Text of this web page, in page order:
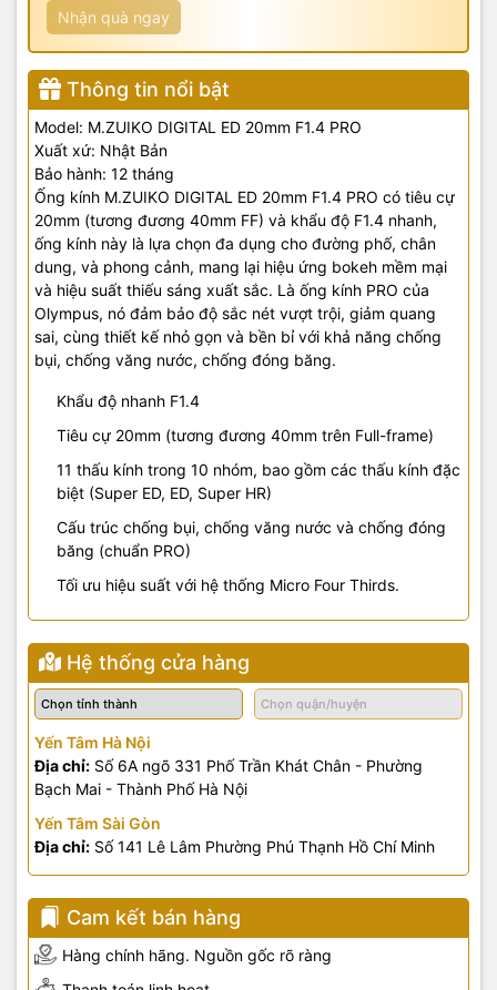
Nhận quà ngay
Thông tin nổi bật
Model: M.ZUIKO DIGITAL ED 20mm F1.4 PRO
Xuất xứ: Nhật Bản
Bảo hành: 12 tháng
Ống kính M.ZUIKO DIGITAL ED 20mm F1.4 PRO có tiêu cự
20mm (tương đương 40mm FF) và khẩu độ F1.4 nhanh,
ống kính này là lựa chọn đa dụng cho đường phố, chân
dung, và phong cảnh, mang lại hiệu ứng bokeh mềm mại
và hiệu suất thiếu sáng xuất sắc. Là ống kính PRO của
Olympus, nó đảm bảo độ sắc nét vượt trội, giảm quang
sai, cùng thiết kế nhỏ gọn và bền bỉ với khả năng chống
bụi, chống văng nước, chống đóng băng.
Khẩu độ nhanh F1.4
Tiêu cự 20mm (tương đương 40mm trên Full-frame)
11 thấu kính trong 10 nhóm, bao gồm các thấu kính đặc
biệt (Super ED, ED, Super HR)
Cấu trúc chống bụi, chống văng nước và chống đóng
băng (chuẩn PRO)
Tối ưu hiệu suất với hệ thống Micro Four Thirds.
Hệ thống cửa hàng
Yến Tâm Hà Nội
Địa chỉ: Số 6A ngõ 331 Phố Trần Khát Chân - Phường
Bạch Mai - Thành Phố Hà Nội
Yến Tâm Sài Gòn
Địa chỉ: Số 141 Lê Lâm Phường Phú Thạnh Hồ Chí Minh
Cam kết bán hàng
Hàng chính hãng. Nguồn gốc rõ ràng